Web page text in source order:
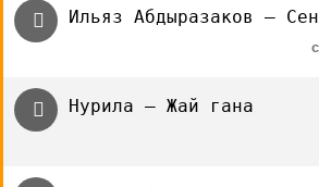
Ильяз Абдыразаков —
Нурила — Жай гана